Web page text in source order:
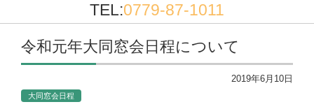
TEL:0779-87-1011
令和元年大同窓会日程について
2019年6月10日
大同窓会日程